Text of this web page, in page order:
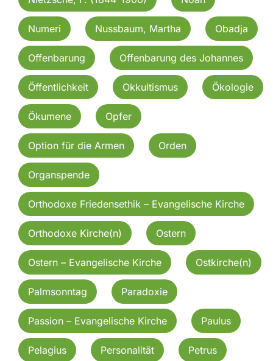
Numeri Nussbaum, Martha Obadja
Offenbarung Offenbarung des Johannes
Öffentlichkeit Okkultismus Ökologie
Ökumene Opfer
Option für die Armen Orden
Organspende
Orthodoxe Friedensethik – Evangelische Kirche
Orthodoxe Kirche(n) Ostern
Ostern – Evangelische Kirche Ostkirche(n)
Palmsonntag Paradoxie
Passion – Evangelische Kirche Paulus
Pelagius Personalität Petrus